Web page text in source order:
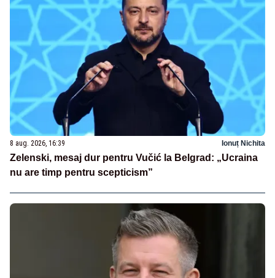
8 aug. 2026, 16:39 Ionuț Nichita
Zelenski, mesaj dur pentru Vučić la Belgrad: „Ucraina
nu are timp pentru scepticism”